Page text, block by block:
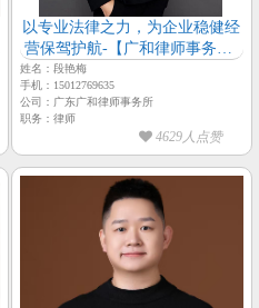
以专业法律之力，为企业稳健经
营保驾护航-【广和律师事务所-
律师-段艳梅】
姓名：段艳梅
手机：15012769635
公司：广东广和律师事务所
职务：律师
4629人点赞